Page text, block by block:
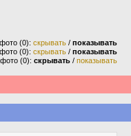
(0): скрывать / показывать
(0): скрывать / показывать
(0): скрывать / показывать